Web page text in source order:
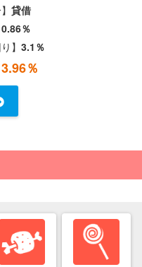
貸借
0.86％
り】3.1％
3.96％